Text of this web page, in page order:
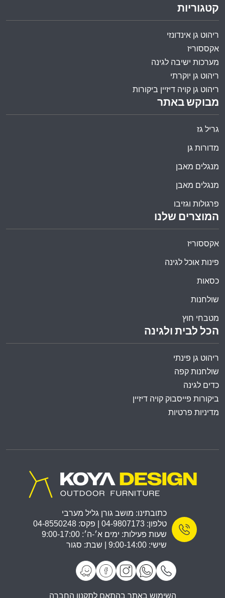
הכל לבית ולגינה
ריהוט גן פינתי
שולחנות קפה
כדים לגינה
ביקורות פייסבוק קויה דיזיין
מדיניות פרטיות
המוצרים שלנו
אקססוריז
פינות אוכל לגינה
כסאות
שולחנות
מטבחי חוץ
מבוקש באתר
גריל גז
מדורות גן
מנגלים מאבן
מנגלים מאבן
פרגולות וגזיבו
קטגוריות
ריהוט גן אינדונזי
אקססוריז
מערכות ישיבה לגינה
ריהוט גן יוקרתי
ריהוט גן קויה דיזיין ביקורות
כתובתינו: מושב גורן גליל מערבי
טלפון: 04-9807173 | פקס: 04-8550248
שעות פעילות: ימים א׳-ה׳: 9:00-17:00
שישי: 9:00-14:00 | שבת: סגור
השימוש באתר בהתאם לתקנון החברה